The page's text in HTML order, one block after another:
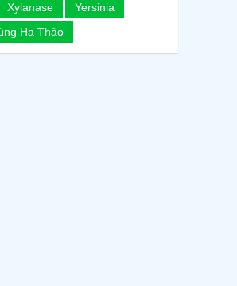
Xylanase
Yersinia
Hạ Thảo